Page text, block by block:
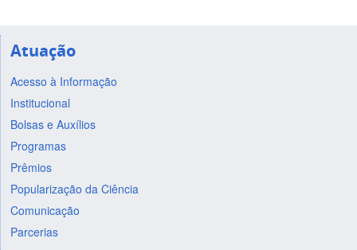
Atuação
Acesso à Informação
Institucional
Bolsas e Auxílios
Programas
Prêmios
Popularização da Ciência
Comunicação
Parcerias